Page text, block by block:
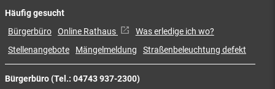
Bürgerbüro (Tel.: 04743 937-2300)
Häufig gesucht
Bürgerbüro Online Rathaus
Was erledige ich wo?
Stellenangebote
Mängelmeldung Straßenbeleuchtung defekt